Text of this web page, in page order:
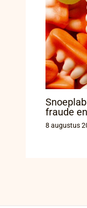
fraude
8 augustus